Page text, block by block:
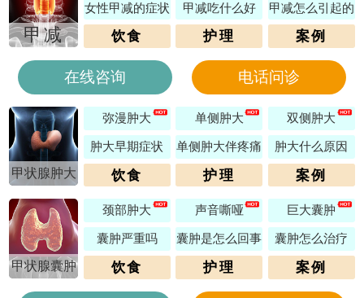
甲减
女性甲减的症状 甲减吃什么好 甲减怎么引起的
饮食 护理 案例
在线咨询 电话问诊
甲状腺肿大
弥漫肿大 单侧肿大 双侧肿大
肿大早期症状 单侧肿大伴疼痛 肿大什么原因
饮食 护理 案例
甲状腺囊肿
颈部肿大 声音嘶哑 巨大囊肿
囊肿严重吗 囊肿是怎么回事 囊肿怎么治疗
饮食 护理 案例